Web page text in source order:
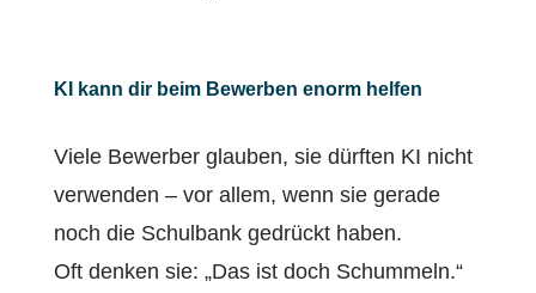
KI kann dir beim Bewerben enorm helfen
Viele Bewerber glauben, sie dürften KI nicht
verwenden – vor allem, wenn sie gerade
noch die Schulbank gedrückt haben.
Oft denken sie: „Das ist doch Schummeln.“